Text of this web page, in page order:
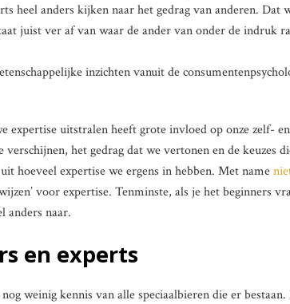
heel anders kijken naar het gedrag van anderen. Dat
juist ver af van waar de ander van onder de indruk
inzichten vanuit de
expertise uitstralen heeft grote invloed op onze zelf-
verschijnen, het gedrag dat we vertonen en de keuzes
hoeveel expertise we ergens in hebben. Met name
voor expertise. Tenminste, als je het beginners
anders naar.
en experts
weinig kennis van alle speciaalbieren die er